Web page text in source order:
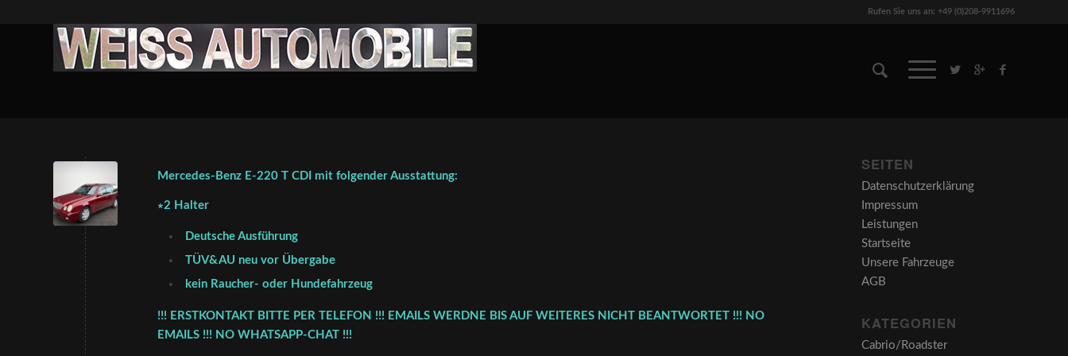
Rufen Sie uns an: +49 (0)208-9911696
Mercedes-Benz E-220 T CDI mit folgender Ausstattung:
∗2 Halter
Deutsche Ausführung
TÜV&AU neu vor Übergabe
kein Raucher- oder Hundefahrzeug
!!! ERSTKONTAKT BITTE PER TELEFON !!! EMAILS WERDNE BIS AUF WEITERES NICHT BEANTWORTET !!! NO
EMAILS !!! NO WHATSAPP-CHAT !!!
SEITEN
Datenschutzerklärung
Impressum
Leistungen
Startseite
Unsere Fahrzeuge
AGB
KATEGORIEN
Cabrio/Roadster